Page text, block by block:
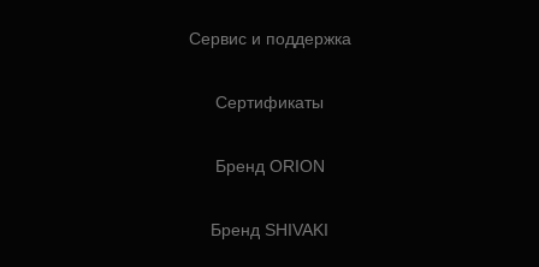
Сервис и поддержка
Сертификаты
Бренд ORION
Бренд SHIVAKI